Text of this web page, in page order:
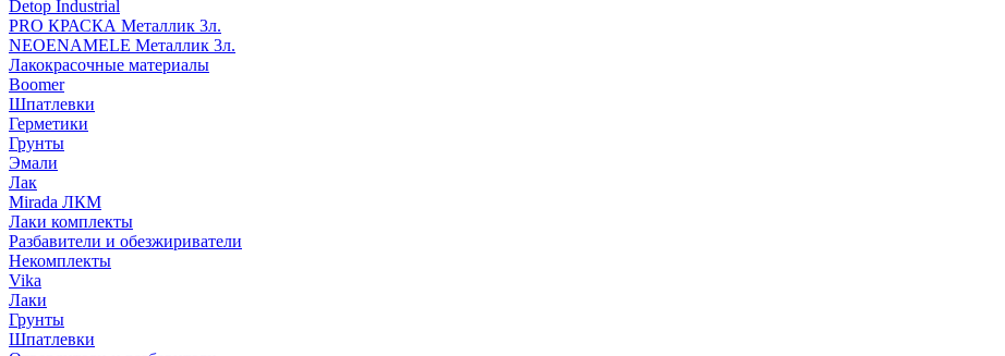
Detop Industrial
PRO КРАСКА Металлик 3л.
NEOENAMELE Металлик 3л.
Лакокрасочные материалы
Boomer
Шпатлевки
Герметики
Грунты
Эмали
Лак
Mirada ЛКМ
Лаки комплекты
Разбавители и обезжириватели
Некомплекты
Vika
Лаки
Грунты
Шпатлевки